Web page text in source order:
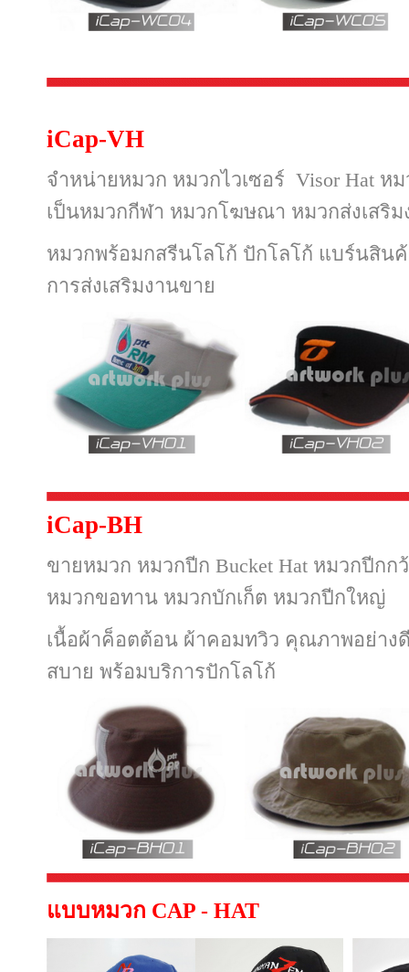
iCap-VH
จำหน่ายหมวก หมวกไวเซอร์ Visor Hat ห
เป็นหมวกกีฬา หมวกโฆษณา หมวกส่งเสริ
หมวกพร้อมกสรีนโลโก้ ปักโลโก้ แบร์นสิน
การส่งเสริมงานขาย
iCap-BH
ขายหมวก หมวกปีก Bucket Hat หมวกปีก
หมวกขอทาน หมวกบักเก็ต หมวกปีกใหญ่
เนื้อผ้าค็อตต้อน ผ้าคอมทวิว คุณภาพอย่าง
สบาย พร้อมบริการปักโลโก้
แบบหมวก CAP - HAT